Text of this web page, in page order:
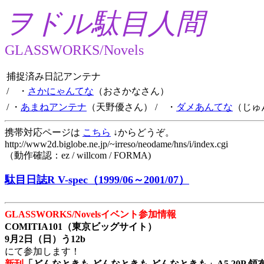
ヲドル駄目人間
GLASSWORKS/Novels
捕捉済み日記アンテナ
/ ・ さかにゃんてな （おさかなさん）
/ ・ あまねアンテナ （天野優さん） / ・ ダメあんてな （じ
携帯対応ページは こちら ↓からどうぞ。
http://www2d.biglobe.ne.jp/~irreso/neodame/hns/i/index.cgi
（動作確認：ez / willcom / FORMA)
駄目日誌R V-spec（1999/06～2001/07）
GLASSWORKS/Novelsイベント参加情報
COMITIA101（東京ビッグサイト）
9月2日（日）う12b
にて参加します！